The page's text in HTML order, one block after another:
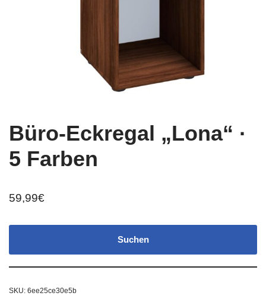
Büro-Eckregal „Lona“ ·
5 Farben
59,99€
Suchen
SKU: 6ee25ce30e5b